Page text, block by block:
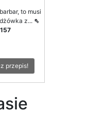
to musi
z... ⇖
157
przepis!